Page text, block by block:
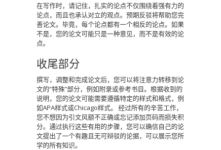
在写作时，请记住，扎实的论点不仅围绕着强有力的
论点，而且也承认对立的观点。预期反驳将帮助您完
善论文。毕竟，每个论点都有一个相反的论点。如果
不是，您的论文可能只是一种意见，而不是有效的论
点。
收尾部分
撰写，调整和完成论文后，您可以将注意力转移到论
文的“特殊”部分，例如附录或参考书目。根据收到的
说明，您的论文可能需要遵循特定的样式和格式，例
如APA样式或Chicago样式。 经过所有的辛苦工作，
您不想因为引文风额不正确或忘记添加页码而损失积
分。通过执行这些有用的步骤，您可以确信自己的论
文提出了一个有趣且无可辩驳的论据，可以展示您所
学的所有知识。